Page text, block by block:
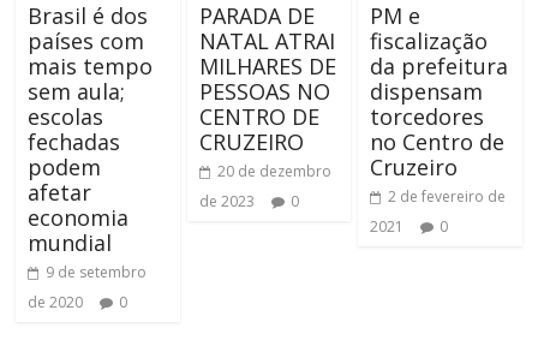
Brasil é dos
países com
mais tempo
sem aula;
escolas
fechadas
podem
afetar
economia
mundial
9 de setembro
de 2020
0
PARADA DE
NATAL ATRAI
MILHARES DE
PESSOAS NO
CENTRO DE
CRUZEIRO
20 de dezembro
de 2023
0
PM e
fiscalização
da prefeitura
dispensam
torcedores
no Centro de
Cruzeiro
2 de fevereiro de
2021
0